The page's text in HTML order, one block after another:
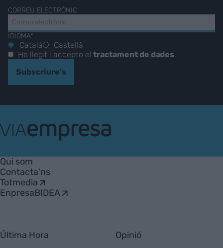
CORREU ELECTRÒNIC
IDIOMA*
Català
Castellà
He llegit i accepto eltractament de dades.
Subscriure's
Empresa
Qui som
Contacta'ns
Totmedia
EnpresaBIDEA
Última Hora Opinió